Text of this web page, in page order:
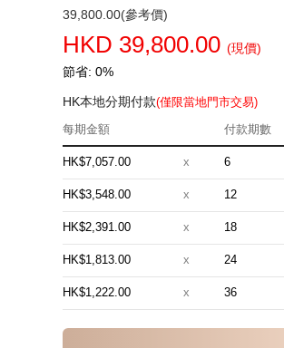
39,800.00(參考價)
HKD 39,800.00 (現價)
節省: 0%
HK本地分期付款(僅限當地門市交易)
每期金額
付款期數
HK$7,057.00 x 6
HK$3,548.00 x 12
HK$2,391.00 x 18
HK$1,813.00 x 24
HK$1,222.00 x 36
Chanel 香奈兒 手袋
54,800.00